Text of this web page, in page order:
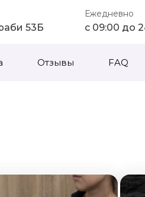
53Б
Ежедневно
с 09:00 до
Отзывы FAQ